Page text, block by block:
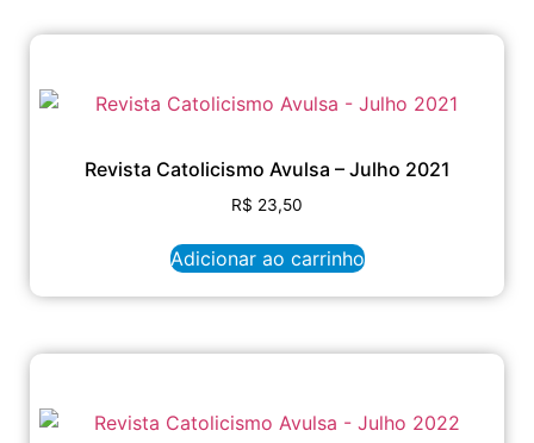
Revista Catolicismo Avulsa – Julho 2021
R$ 23,50
Adicionar ao carrinho